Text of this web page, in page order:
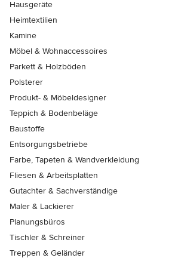
Hausgeräte
Heimtextilien
Kamine
Möbel & Wohnaccessoires
Parkett & Holzböden
Polsterer
Produkt- & Möbeldesigner
Teppich & Bodenbeläge
Baustoffe
Entsorgungsbetriebe
Farbe, Tapeten & Wandverkleidung
Fliesen & Arbeitsplatten
Gutachter & Sachverständige
Maler & Lackierer
Planungsbüros
Tischler & Schreiner
Treppen & Geländer